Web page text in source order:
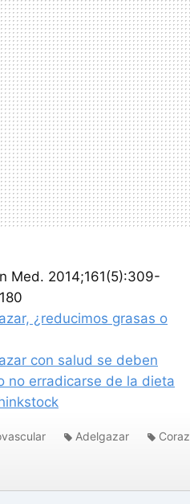
Med. 2014;161(5):309-
¿reducimos grasas o
con salud se deben
no erradicarse de la dieta
Adelgazar